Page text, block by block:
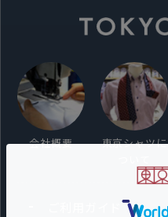
会社概要
東京シャツに
ご利用ガイド